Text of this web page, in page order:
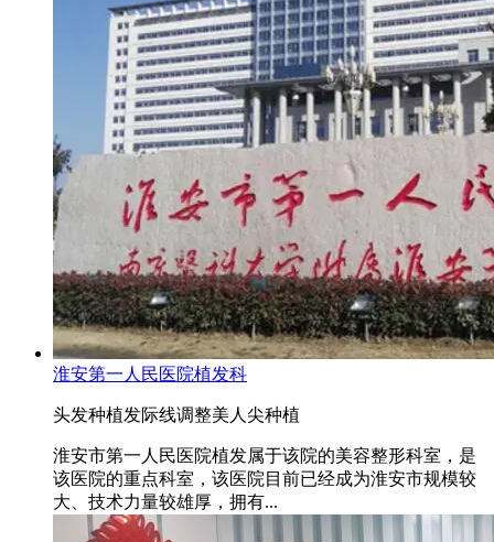
淮安第一人民医院植发科
头发种植发际线调整美人尖种植
淮安市第一人民医院植发属于该院的美容整形科室，是
该医院的重点科室，该医院目前已经成为淮安市规模较
大、技术力量较雄厚，拥有...